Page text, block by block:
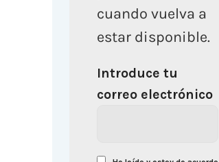
cuando vuelva a
estar disponible.
Introduce tu
correo electrónico